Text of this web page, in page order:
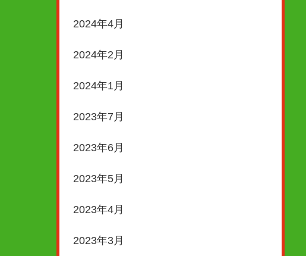
2024年4月
2024年2月
2024年1月
2023年7月
2023年6月
2023年5月
2023年4月
2023年3月